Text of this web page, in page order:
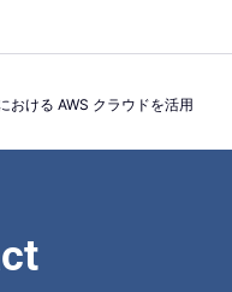
おける AWS クラウドを活用